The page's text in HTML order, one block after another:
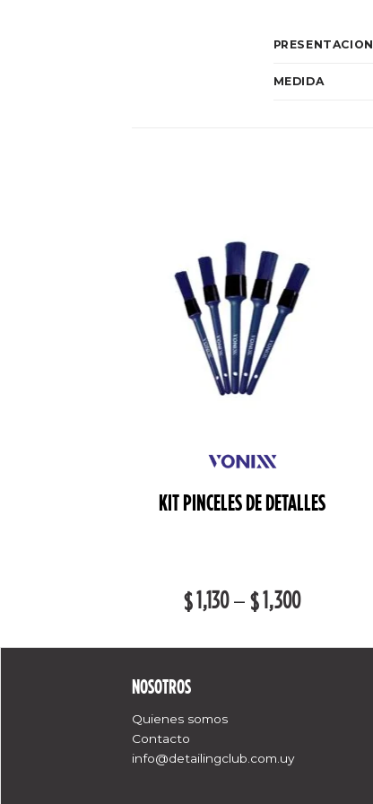
PRESENTACION
MEDIDA
KIT PINCELES DE DETALLES
$1,130–$1,300
NOSOTROS
Quienes somos
Contacto
info@detailingclub.com.uy